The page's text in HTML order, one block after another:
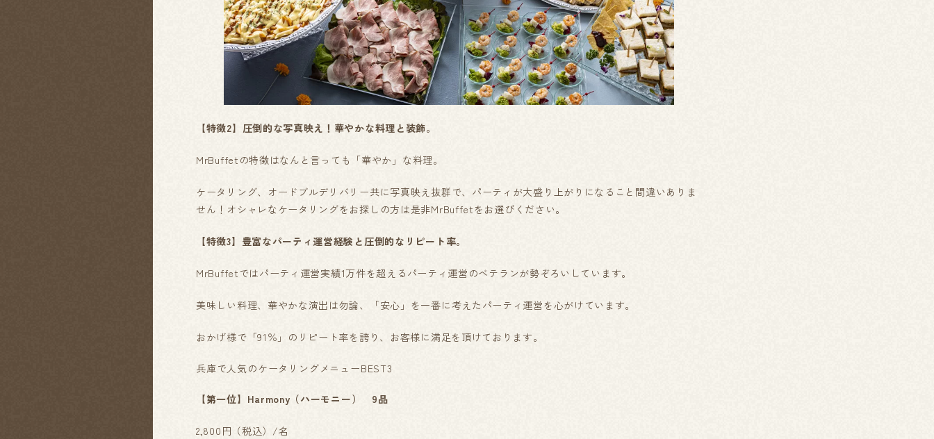
【特徴2】圧倒的な写真映え！華やかな料理と装飾。
MrBuffetの特徴はなんと言っても「華やか」な料理。
ケータリング、オードブルデリバリー共に写真映え抜群で、パーティが大盛り上がりになること間違いありま
せん！オシャレなケータリングをお探しの方は是非MrBuffetをお選びください。
【特徴3】豊富なパーティ運営経験と圧倒的なリピート率。
MrBuffetではパーティ運営実績1万件を超えるパーティ運営のベテランが勢ぞろいしています。
美味しい料理、華やかな演出は勿論、「安心」を一番に考えたパーティ運営を心がけています。
おかげ様で「91％」のリピート率を誇り、お客様に満足を頂けております。
兵庫で人気のケータリングメニューBEST3
【第一位】Harmony（ハーモニー） 9品
2,800円（税込）/名